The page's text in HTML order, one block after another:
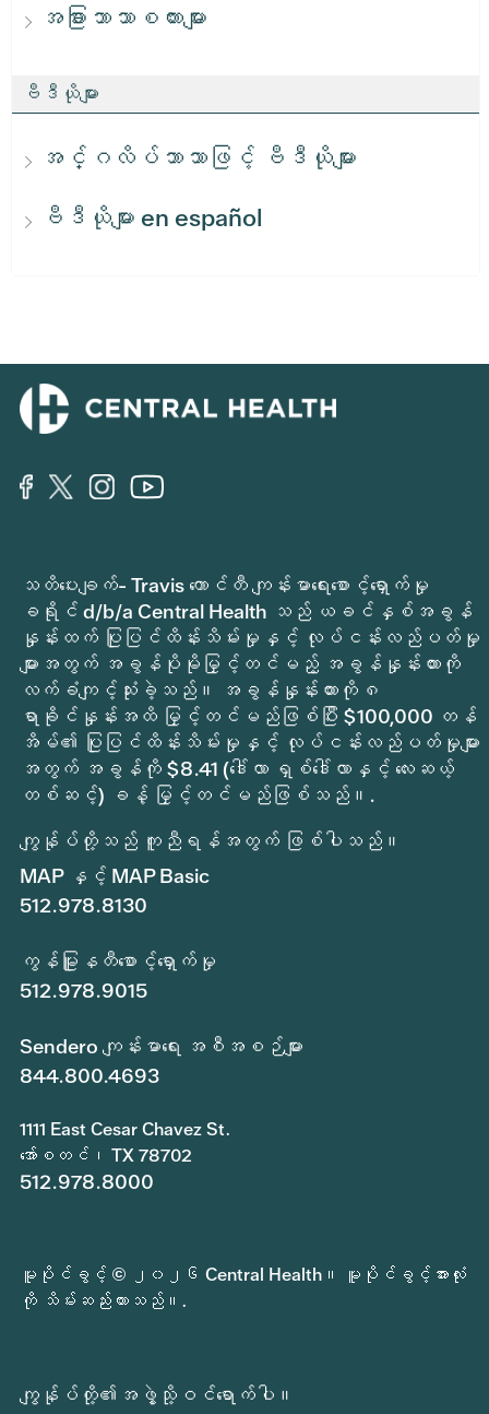
အခြားဘာသာစကားများ
ဗီဒီယိုများ
အင်္ဂလိပ်ဘာသာဖြင့် ဗီဒီယိုများ
ဗီဒီယိုများ en español
သတိပေးချက်- Travis ကောင်တီ ကျန်းမာရေးစောင့်ရှောက်မှု
ခရိုင် d/b/a Central Health သည် ယခင်နှစ်အခွန်
နှုန်းထက် ပြုပြင်ထိန်းသိမ်းမှုနှင့် လုပ်ငန်းလည်ပတ်မှု
များအတွက် အခွန်ပိုမိုမြှင့်တင်မည့် အခွန်နှုန်းထားကို
လက်ခံကျင့်သုံးခဲ့သည်။ အခွန်နှုန်းထားကို ၈
ရာခိုင်နှုန်းအထိ မြှင့်တင်မည်ဖြစ်ပြီး $100,000 တန်
အိမ်၏ ပြုပြင်ထိန်းသိမ်းမှုနှင့် လုပ်ငန်းလည်ပတ်မှုများ
အတွက် အခွန်ကို $8.41 (ဒေါ်လာ ရှစ်ဒေါ်လာနှင့် လေးဆယ့်
တစ်ဆင့်) ခန့် မြှင့်တင်မည်ဖြစ်သည်။.
ကျွန်ုပ်တို့သည် ကူညီရန်အတွက် ဖြစ်ပါသည်။
MAP နှင့် MAP Basic
512.978.8130
ကွန်မြူနတီစောင့်ရှောက်မှု
512.978.9015
Sendero ကျန်းမာရေး အစီအစဉ်များ
844.800.4693
1111 East Cesar Chavez St.
အော်စတင်၊ TX 78702
512.978.8000
မူပိုင်ခွင့် © ၂၀၂၆ Central Health။ မူပိုင်ခွင့်အားလုံး
ကို သိမ်းဆည်းထားသည်။.
ကျွန်ုပ်တို့၏အဖွဲ့သို့ဝင်ရောက်ပါ။